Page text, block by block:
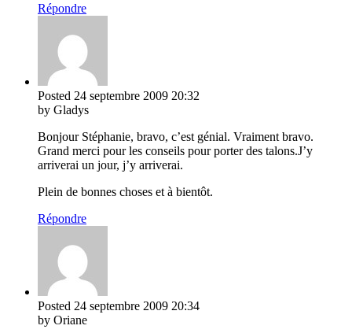
Répondre
Posted 24 septembre 2009 20:32
by Gladys
Bonjour Stéphanie, bravo, c’est génial. Vraiment bravo.
Grand merci pour les conseils pour porter des talons.J’y
arriverai un jour, j’y arriverai.
Plein de bonnes choses et à bientôt.
Répondre
Posted 24 septembre 2009 20:34
by Oriane